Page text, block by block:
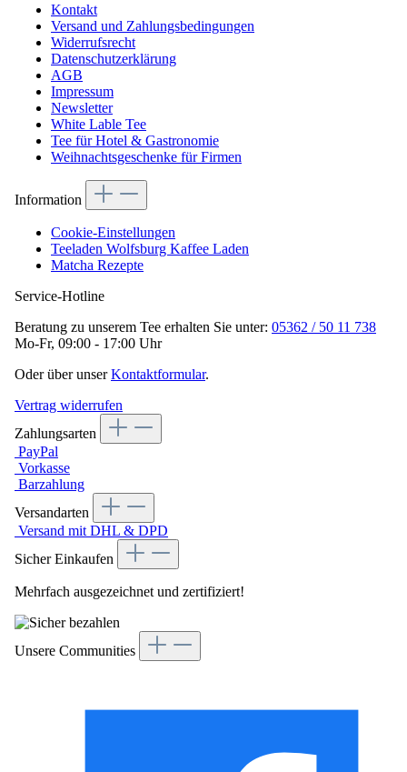
Kontakt
Versand und Zahlungsbedingungen
Widerrufsrecht
Datenschutzerklärung
AGB
Impressum
Newsletter
White Lable Tee
Tee für Hotel & Gastronomie
Weihnachtsgeschenke für Firmen
Information
Cookie-Einstellungen
Teeladen Wolfsburg Kaffee Laden
Matcha Rezepte
Service-Hotline
Beratung zu unserem Tee erhalten Sie unter: 05362 / 50 11 738
Mo-Fr, 09:00 - 17:00 Uhr
Oder über unserKontaktformular.
Vertrag widerrufen
Zahlungsarten
PayPal
Vorkasse
Barzahlung
Versandarten
Versand mit DHL & DPD
Sicher Einkaufen
Mehrfach ausgezeichnet und zertifiziert!
Unsere Communities